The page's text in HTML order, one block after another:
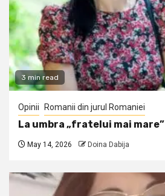
3 min read
Opinii Romanii din jurul Romaniei
La umbra „fratelui mai mare”
May 14, 2026 Doina Dabija